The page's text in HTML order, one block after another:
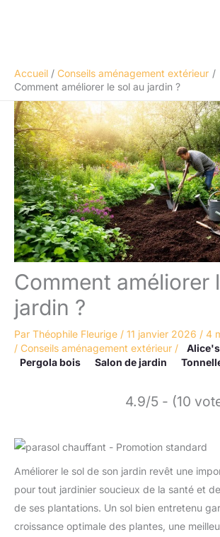
Accueil
Conseils aménagement extérieur
Comment améliorer le sol au jardin ?
Comment améliorer
jardin ?
Par Théophile Fleurige / 11 janvier 2026 / 4
/ Conseils aménagement extérieur /
Pergola bois
Salon de jardin
4.9/5 - (10
Améliorer le sol de son jardin revêt une
pour tout jardinier soucieux de la santé et
de ses plantations. Un sol bien entretenu
croissance optimale des plantes, une